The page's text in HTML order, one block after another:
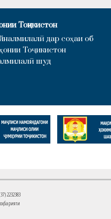
Тоҷикистон
дар соҳаи об
Тоҷикистон
шуд
2232383